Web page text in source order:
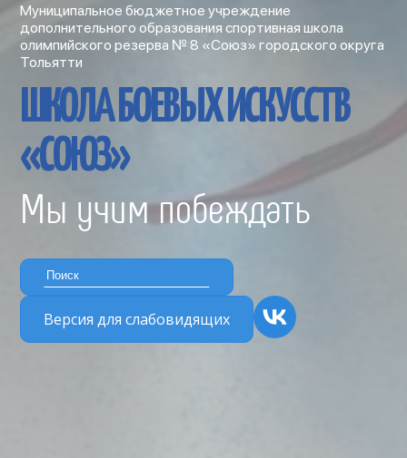
Муниципальное бюджетное учреждение
дополнительного образования спортивная школа
олимпийского резерва № 8 «Союз» городского округа
Тольятти
ШКОЛА БОЕВЫХ ИСКУССТВ
«СОЮЗ»
Мы учим побеждать
Версия для слабовидящих